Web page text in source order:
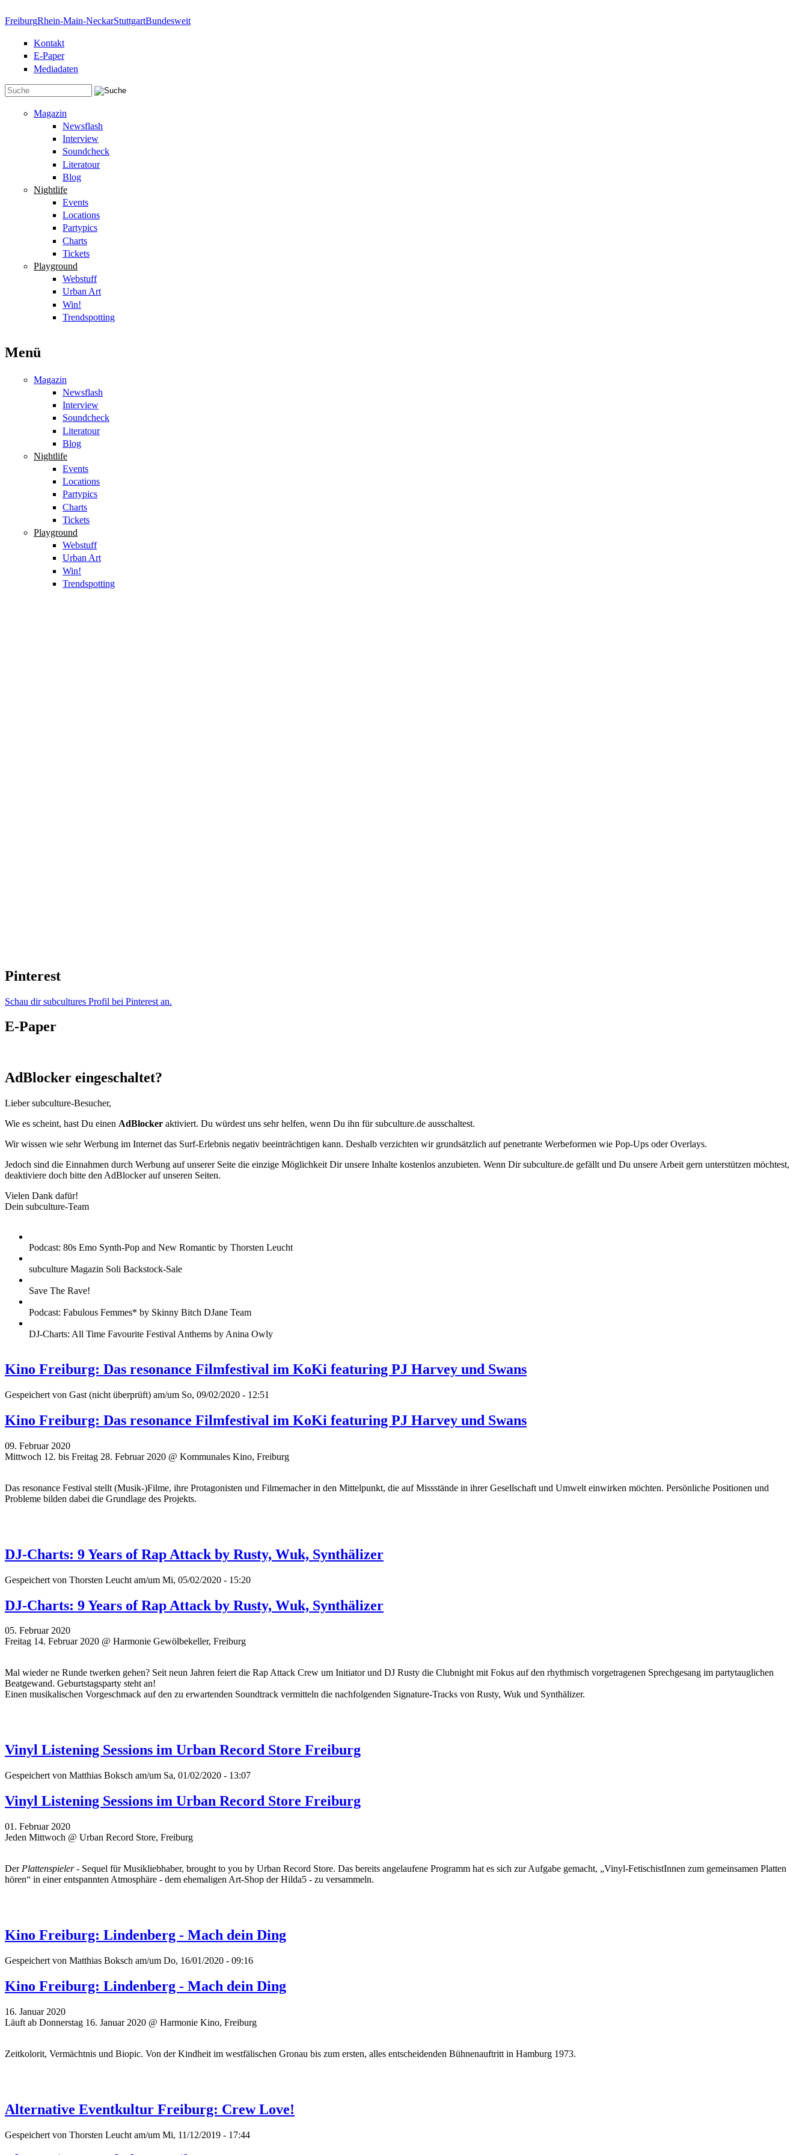
FreiburgRhein-Main-NeckarStuttgartBundesweit
Kontakt
E-Paper
Mediadaten
Magazin
Newsflash
Interview
Soundcheck
Literatour
Blog
Nightlife
Events
Locations
Partypics
Charts
Tickets
Playground
Webstuff
Urban Art
Win!
Trendspotting
Menü
Magazin
Newsflash
Interview
Soundcheck
Literatour
Blog
Nightlife
Events
Locations
Partypics
Charts
Tickets
Playground
Webstuff
Urban Art
Win!
Trendspotting
Pinterest
Schau dir subcultures Profil bei Pinterest an.
E-Paper
AdBlocker eingeschaltet?
Lieber subculture-Besucher,
Wie es scheint, hast Du einen AdBlocker aktiviert. Du würdest uns sehr helfen, wenn Du ihn für subculture.de ausschaltest.
Wir wissen wie sehr Werbung im Internet das Surf-Erlebnis negativ beeinträchtigen kann. Deshalb verzichten wir grundsätzlich auf penetrante Werbeformen wie Pop-Ups oder Overlays.
Jedoch sind die Einnahmen durch Werbung auf unserer Seite die einzige Möglichkeit Dir unsere Inhalte kostenlos anzubieten. Wenn Dir subculture.de gefällt und Du unsere Arbeit gern unterstützen möchtest,
deaktiviere doch bitte den AdBlocker auf unseren Seiten.
Vielen Dank dafür!
Dein subculture-Team
Podcast: 80s Emo Synth-Pop and New Romantic by Thorsten Leucht
subculture Magazin Soli Backstock-Sale
Save The Rave!
Podcast: Fabulous Femmes* by Skinny Bitch DJane Team
DJ-Charts: All Time Favourite Festival Anthems by Anina Owly
Kino Freiburg: Das resonance Filmfestival im KoKi featuring PJ Harvey und Swans
Gespeichert von Gast (nicht überprüft) am/um So, 09/02/2020 - 12:51
Kino Freiburg: Das resonance Filmfestival im KoKi featuring PJ Harvey und Swans
09. Februar 2020
Mittwoch 12. bis Freitag 28. Februar 2020 @ Kommunales Kino, Freiburg
Das resonance Festival stellt (Musik-)Filme, ihre Protagonisten und Filmemacher in den Mittelpunkt, die auf Missstände in ihrer Gesellschaft und Umwelt einwirken möchten. Persönliche Positionen und
Probleme bilden dabei die Grundlage des Projekts.
DJ-Charts: 9 Years of Rap Attack by Rusty, Wuk, Synthälizer
Gespeichert von Thorsten Leucht am/um Mi, 05/02/2020 - 15:20
DJ-Charts: 9 Years of Rap Attack by Rusty, Wuk, Synthälizer
05. Februar 2020
Freitag 14. Februar 2020 @ Harmonie Gewölbekeller, Freiburg
Mal wieder ne Runde twerken gehen? Seit neun Jahren feiert die Rap Attack Crew um Initiator und DJ Rusty die Clubnight mit Fokus auf den rhythmisch vorgetragenen Sprechgesang im partytauglichen
Beatgewand. Geburtstagsparty steht an!
Einen musikalischen Vorgeschmack auf den zu erwartenden Soundtrack vermitteln die nachfolgenden Signature-Tracks von Rusty, Wuk und Synthälizer.
Vinyl Listening Sessions im Urban Record Store Freiburg
Gespeichert von Matthias Boksch am/um Sa, 01/02/2020 - 13:07
Vinyl Listening Sessions im Urban Record Store Freiburg
01. Februar 2020
Jeden Mittwoch @ Urban Record Store, Freiburg
Der Plattenspieler- Sequel für Musikliebhaber, brought to you by Urban Record Store. Das bereits angelaufene Programm hat es sich zur Aufgabe gemacht, „Vinyl-FetischistInnen zum gemeinsamen Platten
hören“ in einer entspannten Atmosphäre - dem ehemaligen Art-Shop der Hilda5 - zu versammeln.
Kino Freiburg: Lindenberg - Mach dein Ding
Gespeichert von Matthias Boksch am/um Do, 16/01/2020 - 09:16
Kino Freiburg: Lindenberg - Mach dein Ding
16. Januar 2020
Läuft ab Donnerstag 16. Januar 2020 @ Harmonie Kino, Freiburg
Zeitkolorit, Vermächtnis und Biopic. Von der Kindheit im westfälischen Gronau bis zum ersten, alles entscheidenden Bühnenauftritt in Hamburg 1973.
Alternative Eventkultur Freiburg: Crew Love!
Gespeichert von Thorsten Leucht am/um Mi, 11/12/2019 - 17:44